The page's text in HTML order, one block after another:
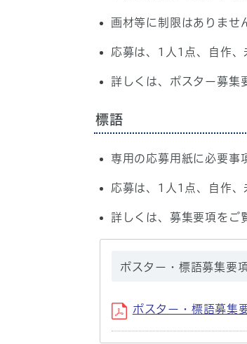
画材等に制限はありませ
応募は、1人1点、自作、
詳しくは、ポスター募集
標語
専用の応募用紙に必要事
応募は、1人1点、自作、
詳しくは、募集要項をご
ポスター・標語募集要項
ポスター・標語募